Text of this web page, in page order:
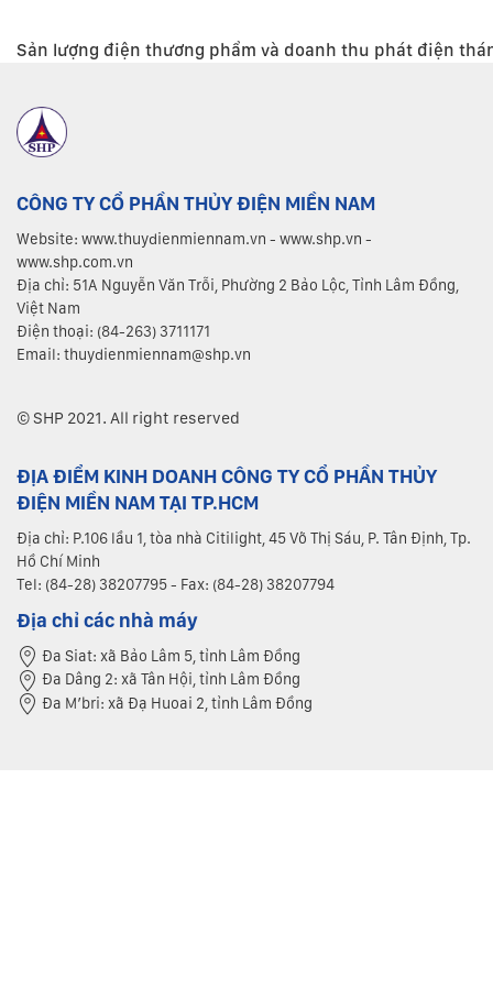
Sản lượng điện thương phẩm và doanh thu phát điện
CÔNG TY CỔ PHẦN THỦY ĐIỆN MIỀN NAM
Website: www.thuydienmiennam.vn - www.shp.vn -
www.shp.com.vn
Địa chỉ: 51A Nguyễn Văn Trỗi, Phường 2 Bảo Lộc, Tỉnh Lâm Đồng,
Việt Nam
Điện thoại: (84-263) 3711171
Email: thuydienmiennam@shp.vn
© SHP 2021. All right reserved
ĐỊA ĐIỂM KINH DOANH CÔNG TY CỔ PHẦN THỦY
ĐIỆN MIỀN NAM TẠI TP.HCM
Địa chỉ: P.106 lầu 1, tòa nhà Citilight, 45 Võ Thị Sáu, P. Tân Định, Tp.
Hồ Chí Minh
Tel: (84-28) 38207795 - Fax: (84-28) 38207794
Địa chỉ các nhà máy
Đa Siat: xã Bảo Lâm 5, tỉnh Lâm Đồng
Đa Dâng 2: xã Tân Hội, tỉnh Lâm Đồng
Đa M’bri: xã Đạ Huoai 2, tỉnh Lâm Đồng